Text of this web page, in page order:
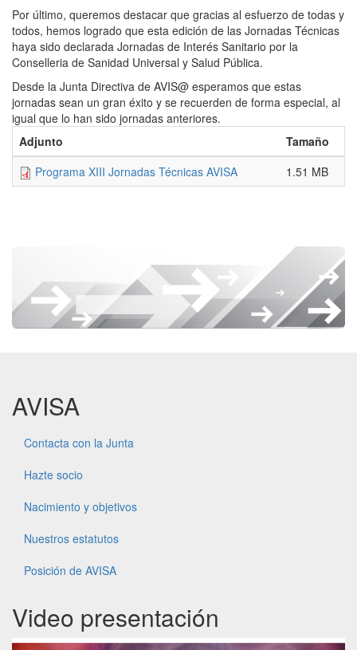
Por último, queremos destacar que gracias al esfuerzo de todas y
todos, hemos logrado que esta edición de las Jornadas Técnicas
haya sido declarada Jornadas de Interés Sanitario por la
Conselleria de Sanidad Universal y Salud Pública.
Desde la Junta Directiva de AVIS@ esperamos que estas
jornadas sean un gran éxito y se recuerden de forma especial, al
igual que lo han sido jornadas anteriores.
Adjunto
Tamaño
Programa XIII Jornadas Técnicas AVISA
1.51 MB
AVISA
Contacta con la Junta
Hazte socio
Nacimiento y objetivos
Nuestros estatutos
Posición de AVISA
Video presentación